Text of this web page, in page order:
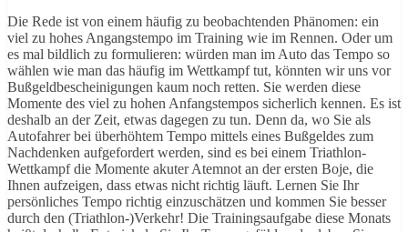
Die Rede ist von einem häufig zu beobachtenden Phänomen: ein
viel zu hohes Angangstempo im Training wie im Rennen. Oder um
es mal bildlich zu formulieren: würden man im Auto das Tempo so
wählen wie man das häufig im Wettkampf tut, könnten wir uns vor
Bußgeldbescheinigungen kaum noch retten. Sie werden diese
Momente des viel zu hohen Anfangstempos sicherlich kennen. Es ist
deshalb an der Zeit, etwas dagegen zu tun. Denn da, wo Sie als
Autofahrer bei überhöhtem Tempo mittels eines Bußgeldes zum
Nachdenken aufgefordert werden, sind es bei einem Triathlon-
Wettkampf die Momente akuter Atemnot an der ersten Boje, die
Ihnen aufzeigen, dass etwas nicht richtig läuft. Lernen Sie Ihr
persönliches Tempo richtig einzuschätzen und kommen Sie besser
durch den (Triathlon-)Verkehr! Die Trainingsaufgabe diese Monats